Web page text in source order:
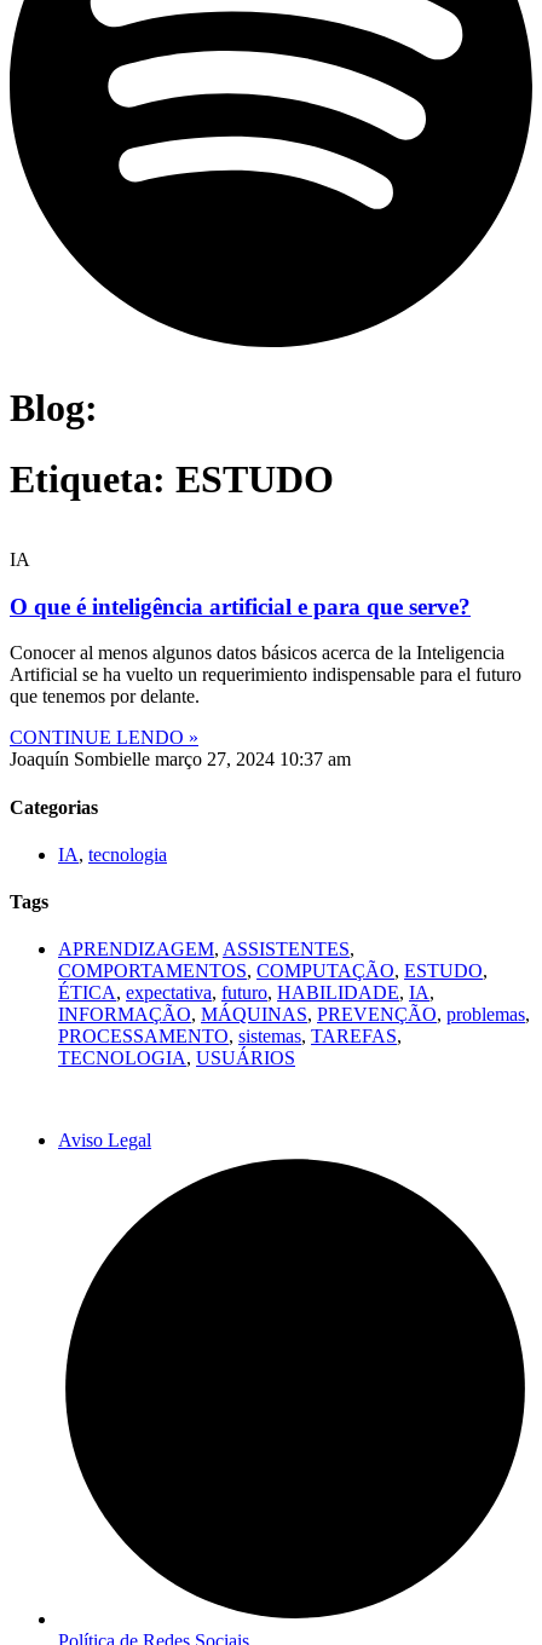
Blog:
Etiqueta: ESTUDO
IA
O que é inteligência artificial e para que serve?
Conocer al menos algunos datos básicos acerca de la Inteligencia
Artificial se ha vuelto un requerimiento indispensable para el futuro
que tenemos por delante.
CONTINUE LENDO »
Joaquín Sombielle março 27, 2024 10:37 am
Categorias
IA, tecnologia
Tags
APRENDIZAGEM, ASSISTENTES,
COMPORTAMENTOS, COMPUTAÇÃO, ESTUDO,
ÉTICA, expectativa, futuro, HABILIDADE, IA,
INFORMAÇÃO, MÁQUINAS, PREVENÇÃO, problemas,
PROCESSAMENTO, sistemas, TAREFAS,
TECNOLOGIA, USUÁRIOS
Aviso Legal